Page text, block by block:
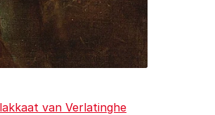
van Verlatinghe